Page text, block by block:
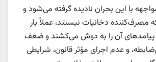
با این بحران نادیده گرفته می‌شود و
مصرف‌کننده دخانیات نیستند، عملاً بار
پیامدهای آن را به دوش می‌کشند و ضعف
و عدم اجرای مؤثر قانون، شرایطی